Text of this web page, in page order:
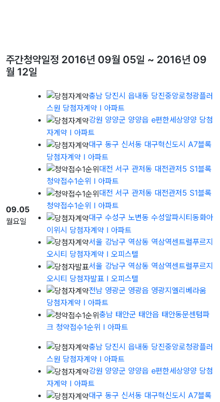
주간청약일정 2016년 09월 05일 ~ 2016년 09
월 12일
09.05
월요일
충남 당진시 읍내동 당진중앙로청광플러
스원 당첨자계약 l 아파트
강원 양양군 양양읍 e편한세상양양 당첨
자계약 l 아파트
대구 동구 신서동 대구혁신도시 A7블록
당첨자계약 l 아파트
대전 서구 관저동 대전관저5 S1블록
청약접수1순위 l 아파트
대전 서구 관저동 대전관저5 S1블록
청약접수1순위 l 아파트
대구 수성구 노변동 수성알파시티동화아
이위시 당첨자계약 l 아파트
서울 강남구 역삼동 역삼역센트럴푸르지
오시티 당첨자계약 l 오피스텔
서울 강남구 역삼동 역삼역센트럴푸르지
오시티 당첨자발표 l 오피스텔
전남 영광군 영광읍 영광지엘리베라움
당첨자계약 l 아파트
충남 태안군 태안읍 태안동문센텀파
크 청약접수1순위 l 아파트
충남 당진시 읍내동 당진중앙로청광플러
스원 당첨자계약 l 아파트
강원 양양군 양양읍 e편한세상양양 당첨
자계약 l 아파트
대구 동구 신서동 대구혁신도시 A7블록